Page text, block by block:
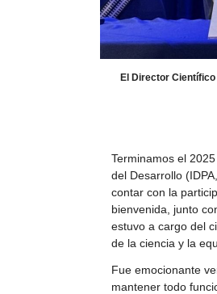
El Director
Terminamos el
del Desarrollo
contar con la
bienvenida, junto
estuvo a cargo del
de la ciencia y la
Fue emocionante
mantener todo